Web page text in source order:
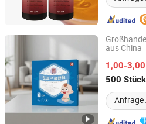
aus China
1,00-
500
Anfrage
Henan Tangbainian Health
Henan, China Seit